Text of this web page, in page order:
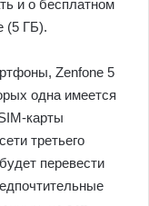
и о бесплатном
(5 ГБ).
Zenfone 5
одна имеется
карты
третьего
перевести